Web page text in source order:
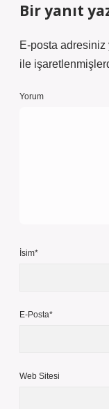
Bir yanıt
E-posta adresiniz
ile
Yorum
İsim*
E-Posta*
Web Sitesi